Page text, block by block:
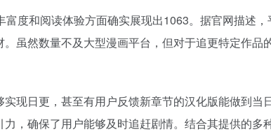
度和阅读体验方面确实展现出1063。据官网描述
虽然数量不及大型漫画平台，但对于追更特定作品
现日更，甚至有用户反馈新章节的汉化版能做到当
，确保了用户能够及时追赶剧情。结合其提供的多